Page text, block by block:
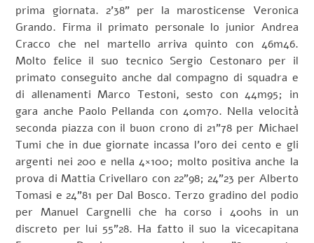
prima giornata. 2’38” per la marosticense Veronica
Grando. Firma il primato personale lo junior Andrea
Cracco che nel martello arriva quinto con 46m46.
Molto felice il suo tecnico Sergio Cestonaro per il
primato conseguito anche dal compagno di squadra e
di allenamenti Marco Testoni, sesto con 44m95; in
gara anche Paolo Pellanda con 40m70. Nella velocità
seconda piazza con il buon crono di 21”78 per Michael
Tumi che in due giornate incassa l’oro dei cento e gli
argenti nei 200 e nella 4×100; molto positiva anche la
prova di Mattia Crivellaro con 22”98; 24”23 per Alberto
Tomasi e 24”81 per Dal Bosco. Terzo gradino del podio
per Manuel Cargnelli che ha corso i 400hs in un
discreto per lui 55”28. Ha fatto il suo la vicecapitana